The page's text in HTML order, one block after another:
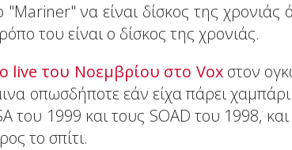
"Mariner" να είναι δίσκος της χρονιάς
του είναι ο δίσκος της χρονιάς.
live του Νοεμβρίου στο Voxστον
οπωσδήποτε εάν είχα πάρει χαμπάρι
του 1999 και τους SOAD του 1998,
το σπίτι.